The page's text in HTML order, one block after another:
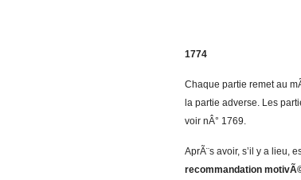
1774
Chaque partie remet au
la partie adverse. Les
voir nÂ° 1769.
AprÃ¨s avoir, s’il y a lieu,
recommandation